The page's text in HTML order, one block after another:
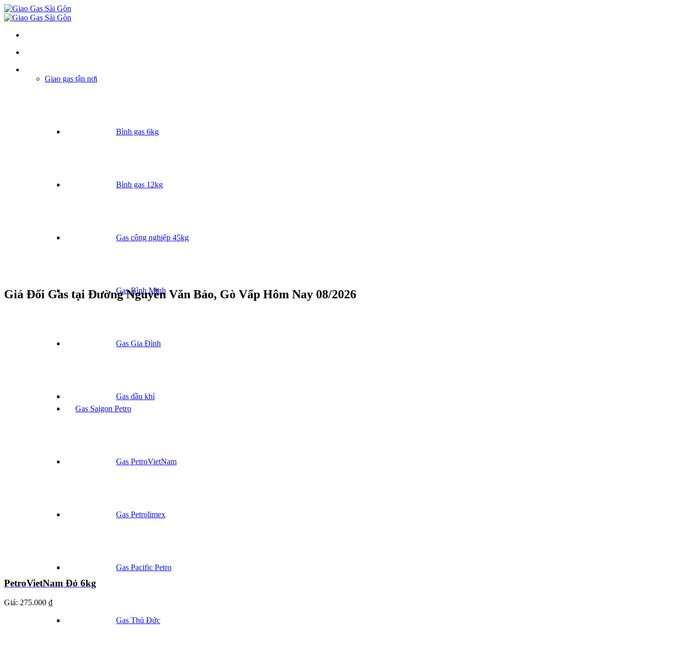
Giao gas tận nơi
Bình gas 6kg
Bình gas 12kg
Gas công nghiệp 45kg
Gas Bình Minh
Gas Gia Đình
Gas dầu khí
Gas Saigon Petro
Gas PetroVietNam
Gas Petrolimex
Gas Pacific Petro
Gas Thủ Đức
Giá Đổi Gas tại Đường Nguyễn Văn Bảo, Gò Vấp Hôm Nay 08/2026
PetroVietNam Đỏ 6kg
Giá: 275.000 ₫